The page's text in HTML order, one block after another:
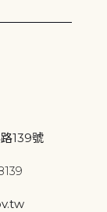
139號